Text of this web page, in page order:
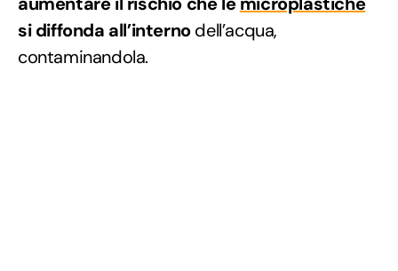
si diffonda all’internodell’acqua,
contaminandola.